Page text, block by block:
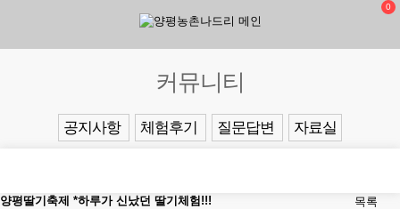
0
커뮤니티
공지사항 체험후기 질문답변 자료실
목록
양평딸기축제 *하루가 신났던 딸기체험!!!